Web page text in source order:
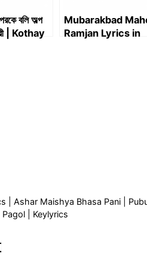
বলি অল্প
| Kothay
Mubarakbad
Ramjan Lyrics in
Lyrics | Ashar Maishya Bhasa Pani |
Pagol | Keylyrics